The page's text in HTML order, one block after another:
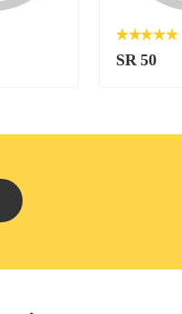
SR 50